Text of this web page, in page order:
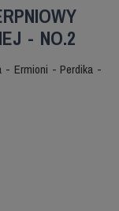
- NO.2
- Ermioni - Perdika -